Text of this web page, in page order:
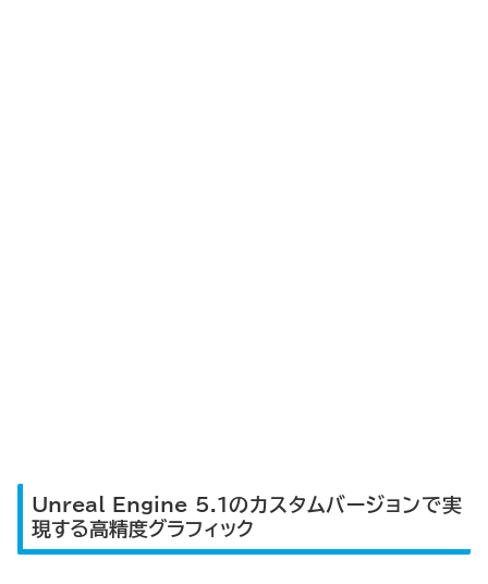
Unreal Engine 5.1のカスタムバージョンで実
現する高精度グラフィック